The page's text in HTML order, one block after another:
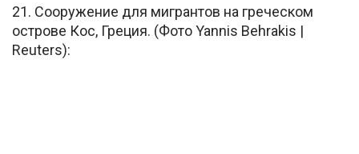
21. Сооружение для мигрантов на греческом
острове Кос, Греция. (Фото Yannis Behrakis |
Reuters):